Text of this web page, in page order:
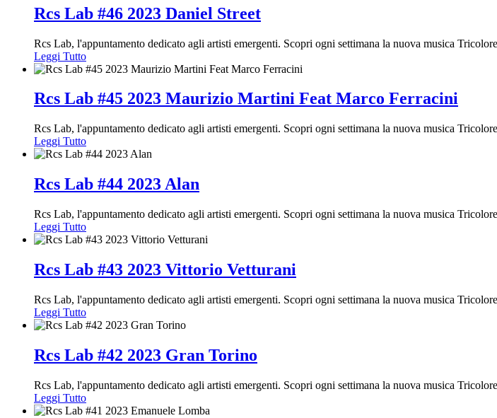
Rcs Lab #46 2023 Daniel Street
Rcs Lab, l'appuntamento dedicato agli artisti emergenti. Scopri ogni settimana la nuova musica
Leggi Tutto
Rcs Lab #45 2023 Maurizio Martini Feat Marco Ferracini
Rcs Lab, l'appuntamento dedicato agli artisti emergenti. Scopri ogni settimana la nuova musica
Leggi Tutto
Rcs Lab #44 2023 Alan
Rcs Lab, l'appuntamento dedicato agli artisti emergenti. Scopri ogni settimana la nuova musica
Leggi Tutto
Rcs Lab #43 2023 Vittorio Vetturani
Rcs Lab, l'appuntamento dedicato agli artisti emergenti. Scopri ogni settimana la nuova musica
Leggi Tutto
Rcs Lab #42 2023 Gran Torino
Rcs Lab, l'appuntamento dedicato agli artisti emergenti. Scopri ogni settimana la nuova musica
Leggi Tutto